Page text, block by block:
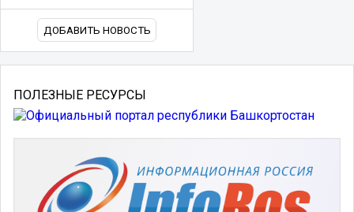
ДОБАВИТЬ НОВОСТЬ
ПОЛЕЗНЫЕ РЕСУРСЫ